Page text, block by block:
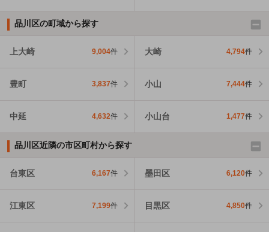
品川区の町域から探す
上大崎 9,004件 大崎 4,794件
豊町 3,837件 小山 7,444件
中延 4,632件 小山台 1,477件
品川区近隣の市区町村から探す
台東区 6,167件 墨田区 6,120件
江東区 7,199件 目黒区 4,850件